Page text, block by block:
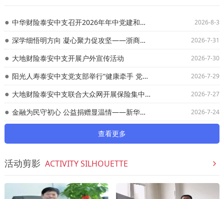
中华财险泰安中支召开2026年年中党建和经营管理工作会议 2026-8-3
深学细悟明方向 凝心聚力促攻坚——浙商保险泰安中支专题学习贯彻总公司半年度会议精神 2026-7-31
大地财险泰安中支开展户外宣传活动 2026-7-30
阳光人寿泰安中支党支部举行“健康牵手 党建连心”活动 2026-7-29
大地财险泰安中支联合大众网开展保险集中宣传活动 2026-7-27
金融为民守初心 公益捐赠显温情——新华保险泰安中支“泰安市民保暖心助困”公益项目侧记 2026-7-24
查看更多
活动剪影 ACTIVITY SILHOUETTE